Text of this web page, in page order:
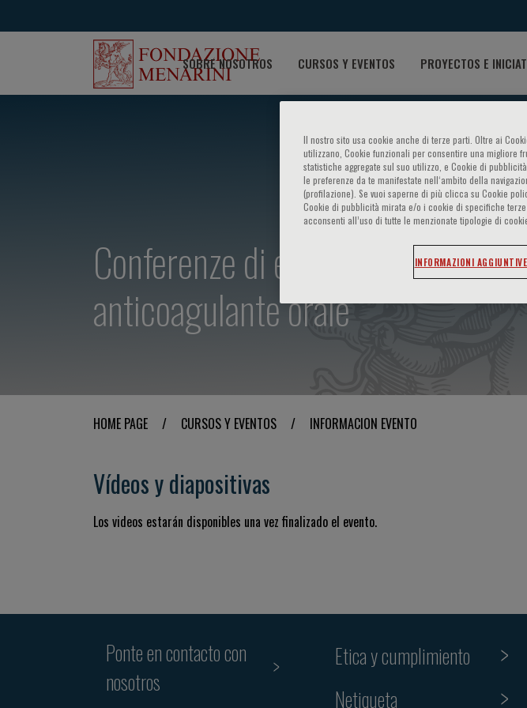
SOBRE NOSOTROS CURSOS Y EVENTOS PROYECTOS E
Conferenze di ematologia -
anticoagulante orale
HOME PAGE / CURSOS Y EVENTOS / INFORMACION EVENTO
Vídeos y diapositivas
Los videos estarán disponibles una vez finalizado el evento.
Ponte en contacto con
nosotros
Etica y cumplimiento
Netiqueta
Il nostro sito usa cookie anche di terze parti. Oltre ai
utilizzano, Cookie funzionali per consentire una migliore
statistiche aggregate sul suo utilizzo, e Cookie di
le preferenze da te manifestate nell‘ambito della
(profilazione). Se vuoi saperne di più clicca su Cookie
Cookie di pubblicità mirata e/o i cookie di specifiche terze
acconsenti all’uso di tutte le menzionate tipologie di
INFORMAZIONI AGGIUNTIVE